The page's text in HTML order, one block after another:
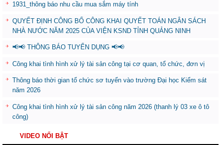
1931_thông báo nhu cầu mua sắm máy tính
QUYẾT ĐỊNH CÔNG BỐ CÔNG KHAI QUYẾT TOÁN NGÂN SÁCH
NHÀ NƯỚC NĂM 2025 CỦA VIỆN KSND TỈNH QUẢNG NINH
📢📢 THÔNG BÁO TUYỂN DỤNG 📢📢
Công khai tình hình xử lý tài sản công tại cơ quan, tổ chức, đơn vị
Thông báo thời gian tổ chức sơ tuyển vào trường Đại học Kiểm sát
năm 2026
Công khai tình hình xử lý tài sản công năm 2026 (thanh lý 03 xe ô tô
công)
VIDEO NỔI BẬT